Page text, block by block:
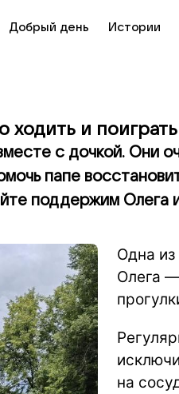
Добрый день Истории
ходить и
с дочкой. Они
папе
поддержим Олега
Одна
Олега
на